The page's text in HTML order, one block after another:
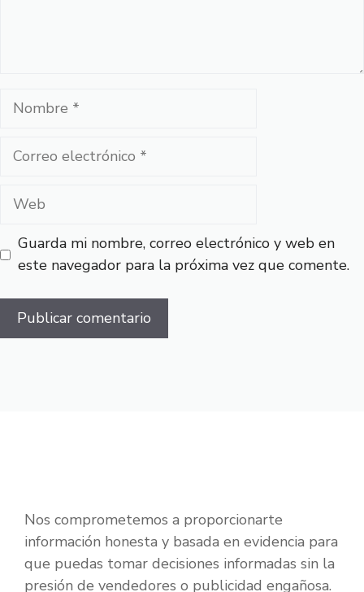
Nombre
Correo
Web
Guarda mi nombre, correo electrónico y web en
este navegador para la próxima vez que comente.
Nos comprometemos a proporcionarte
información honesta y basada en evidencia para
que puedas tomar decisiones informadas sin la
presión de vendedores o publicidad engañosa.